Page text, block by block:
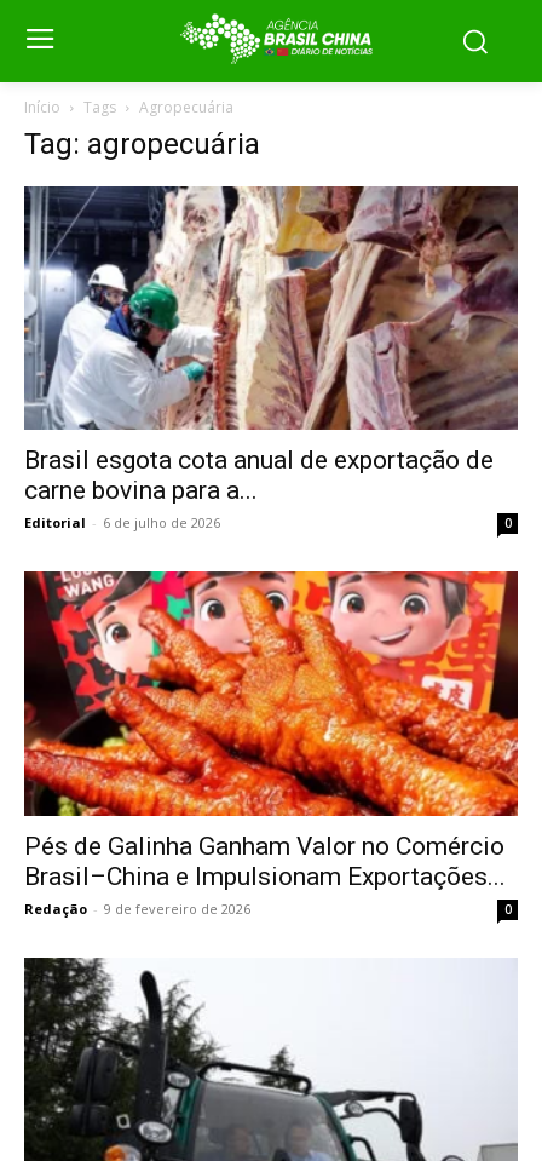
Início Tags Agropecuária
Tag: agropecuária
Brasil esgota cota anual de exportação de
carne bovina para a...
Editorial - 6 de julho de 2026 0
Pés de Galinha Ganham Valor no Comércio
Brasil–China e Impulsionam Exportações...
Redação - 9 de fevereiro de 2026 0